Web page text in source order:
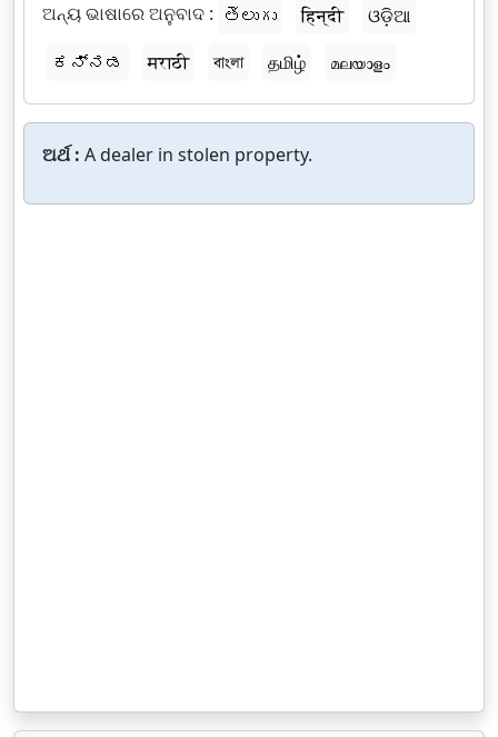
ଅନ୍ୟ ଭାଷାରେ ଅନୁବାଦ : తెలుగు हिन्दी
ଓଡ଼ିଆ
ಕನ್ನಡ
मराठी বাংলা தமிழ் മലയാളം
ଅର୍ଥ : A dealer in stolen property.